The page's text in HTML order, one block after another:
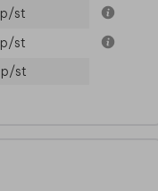
p/st
p/st
p/st